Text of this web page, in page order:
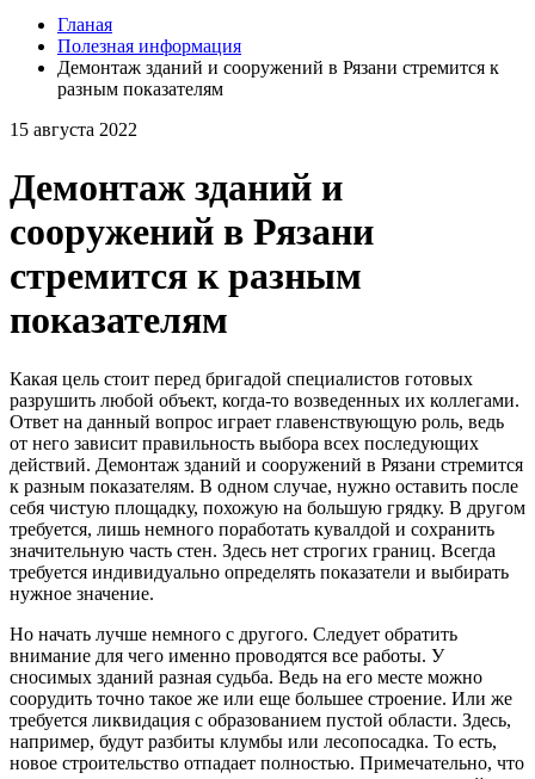
Гланая
Полезная информация
Демонтаж зданий и сооружений в Рязани стремится к
разным показателям
15 августа 2022
Демонтаж зданий и
сооружений в Рязани
стремится к разным
показателям
Какая цель стоит перед бригадой специалистов готовых
разрушить любой объект, когда-то возведенных их коллегами.
Ответ на данный вопрос играет главенствующую роль, ведь
от него зависит правильность выбора всех последующих
действий. Демонтаж зданий и сооружений в Рязани стремится
к разным показателям. В одном случае, нужно оставить после
себя чистую площадку, похожую на большую грядку. В другом
требуется, лишь немного поработать кувалдой и сохранить
значительную часть стен. Здесь нет строгих границ. Всегда
требуется индивидуально определять показатели и выбирать
нужное значение.
Но начать лучше немного с другого. Следует обратить
внимание для чего именно проводятся все работы. У
сносимых зданий разная судьба. Ведь на его месте можно
соорудить точно такое же или еще большее строение. Или же
требуется ликвидация с образованием пустой области. Здесь,
например, будут разбиты клумбы или лесопосадка. То есть,
новое строительство отпадает полностью. Примечательно, что